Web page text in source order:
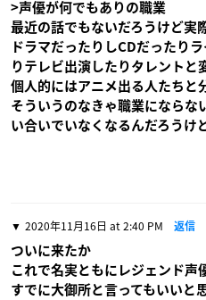
>声優が何でもありの職業
最近の話でもないだろうけど実
ドラマだったりしCDだったり
りテレビ出演したりタレントと
個人的にはアニメ出る人たちと
そういうのなきゃ職業にならな
い合いでいなくなるんだろうけ
2020年11月16日 at 2:40 PM 返信
ついに来たか
これで名実ともにレジェンド声
すでに大御所と言ってもいいと